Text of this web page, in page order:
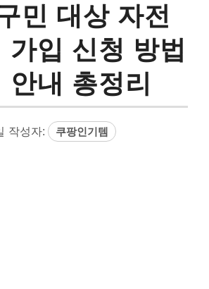
민 대상 자전
가입 신청 방법
안내 총정리
작성자: 쿠팡인기템